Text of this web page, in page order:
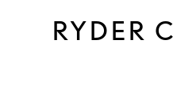
RYDER